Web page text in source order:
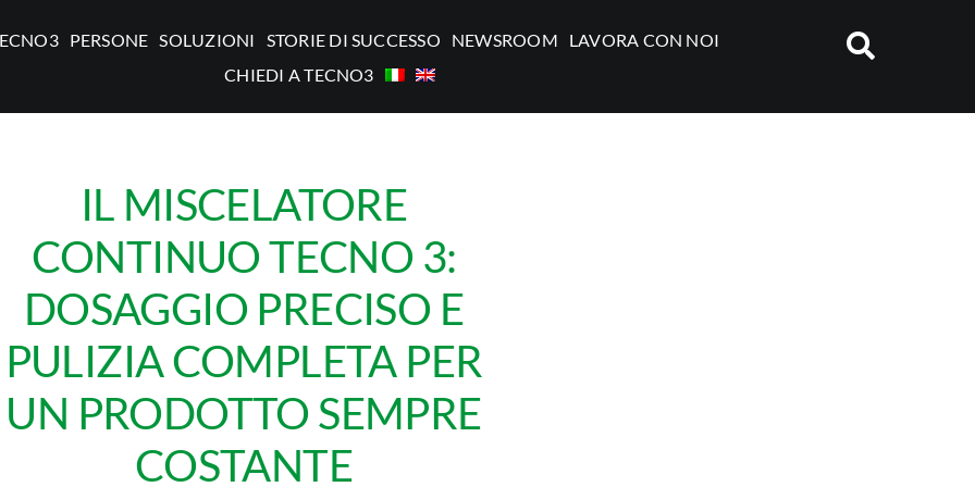
PERSONE SOLUZIONI STORIE DI SUCCESSO NEWSROOM
LAVORA CON NOI
CHIEDI A TECNO3
IL MISCELATORE
CONTINUO TECNO 3:
DOSAGGIO PRECISO E
PULIZIA COMPLETA PER
UN PRODOTTO SEMPRE
COSTANTE